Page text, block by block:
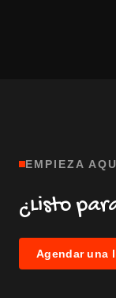
EMPIEZA
¿Listo
Agendar una